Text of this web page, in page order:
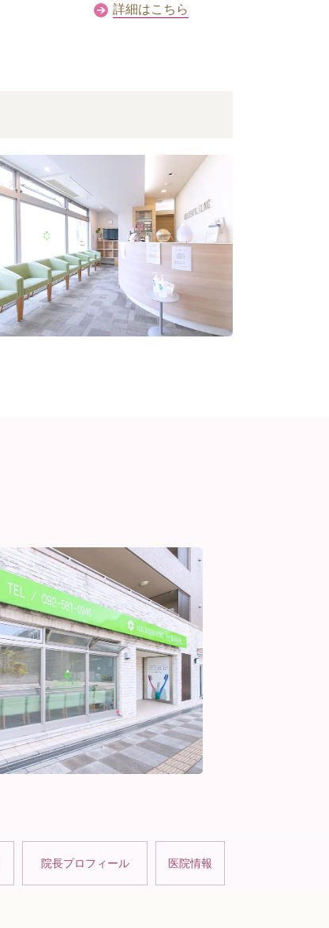
詳細はこちら
院長プロフィール 医院情報